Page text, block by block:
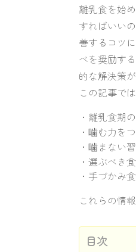
離乳食を始
すればいい
善するコツ
べを奨励す
的な解決策
この記事で
・離乳食期
・噛む力を
・噛まない
・選ぶべき
・手づかみ
これらの情
目次